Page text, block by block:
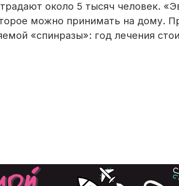
около 5 тысяч человек.
можно принимать на дому.
«спинразы»: год лечения